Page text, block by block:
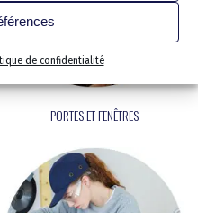
de confidentialité
PORTES ET FENÊTRES
Extension
Électricité et Domotique
Les 5 étapes de votre
Nos solutions sur-mesure
Qui sommes nous
Les dirigeants fondateurs
Notre expertise pour les ERP